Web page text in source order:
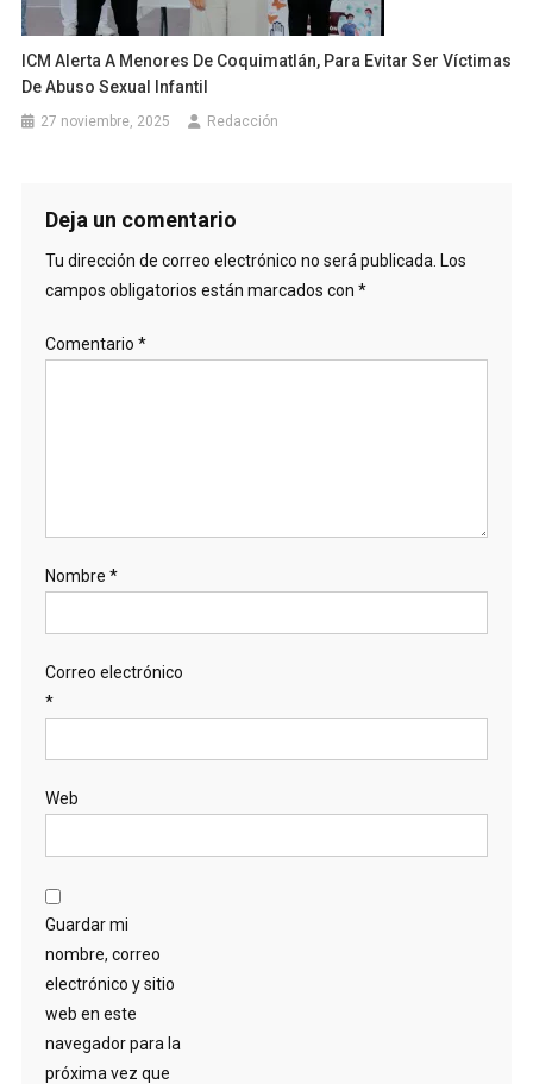
ICM Alerta A Menores De Coquimatlán, Para Evitar Ser Víctimas
De Abuso Sexual Infantil
27 noviembre, 2025 Redacción
Deja un comentario
Tu dirección de correo electrónico no será publicada. Los
campos obligatorios están marcados con *
Comentario *
Nombre *
Correo electrónico
*
Web
Guardar mi
nombre, correo
electrónico y sitio
web en este
navegador para la
próxima vez que